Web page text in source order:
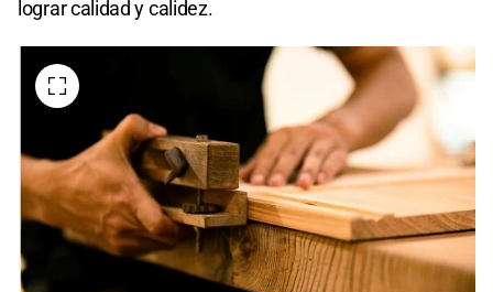
lograr calidad y calidez.